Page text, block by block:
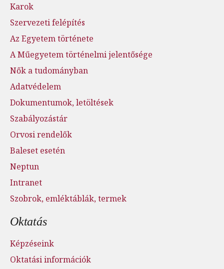
Karok
Szervezeti felépítés
Az Egyetem története
A Műegyetem történelmi jelentősége
Nők a tudományban
Adatvédelem
Dokumentumok, letöltések
Szabályozástár
Orvosi rendelők
Baleset esetén
Neptun
Intranet
Szobrok, emléktáblák, termek
Oktatás
Képzéseink
Oktatási információk